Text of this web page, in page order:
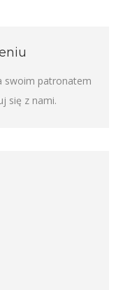
swoim patronatem
się z nami.